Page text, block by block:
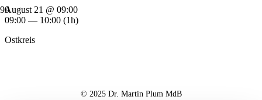
August 21 @ 09:00
09:00 — 10:00 (1h)
Ostkreis
© 2025 Dr. Martin Plum MdB